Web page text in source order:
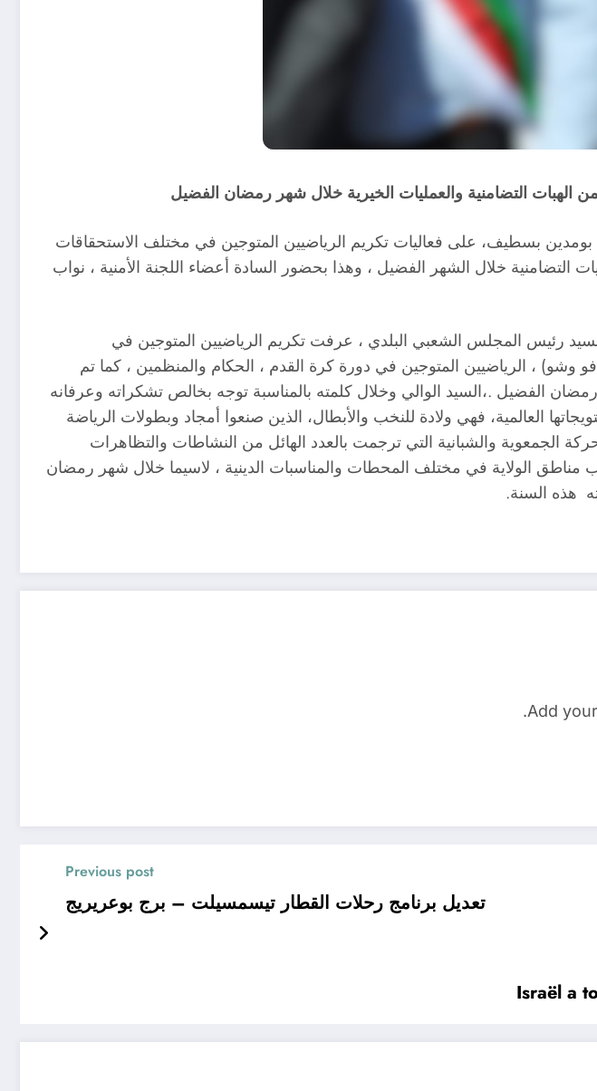
الهبات التضامنية والعمليات الخيرية خلال شهر رمضان الفضيل
بسطيف، على فعاليات تكريم الرياضيين المتوجين في مختلف الاستحقاقات
خلال الشهر الفضيل ، وهذا بحضور السادة أعضاء اللجنة الأمنية ، نواب
رئيس المجلس الشعبي البلدي ، عرفت تكريم الرياضيين المتوجين في
فو وشو) ، الرياضيين المتوجين في دورة كرة القدم ، الحكام والمنظمين ، كما تم
الفضيل .،السيد الوالي وخلال كلمته بالمناسبة توجه بخالص تشكراته وعرفانه
العالمية، فهي ولادة للنخب والأبطال، الذين صنعوا أمجاد وبطولات الرياضة
الجمعوية والشبانية التي ترجمت بالعدد الهائل من النشاطات والتظاهرات
مناطق الولاية في مختلف المحطات والمناسبات الدينية ، لاسيما خلال شهر رمضان
هذه السنة.
Add
Previous post
تعديل برنامج رحلات القطار تيسمسيلت – برج بوعريريج
Israël a